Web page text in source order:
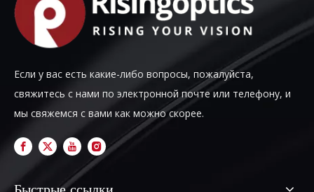
Если у вас есть какие-либо вопросы, пожалуйста,
свяжитесь с нами по электронной почте или телефону, и
мы свяжемся с вами как можно скорее.